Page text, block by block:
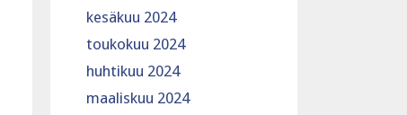
kesäkuu 2024
toukokuu 2024
huhtikuu 2024
maaliskuu 2024